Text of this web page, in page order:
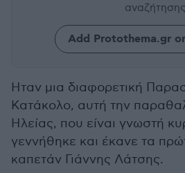
αναζήτησης
Add Protothema.gr
Ηταν μια διαφορετική
Κατάκολο, αυτή την
Ηλείας, που είναι γνωστή
γεννήθηκε και έκανε τα
καπετάν Γιάννης Λάτσης.